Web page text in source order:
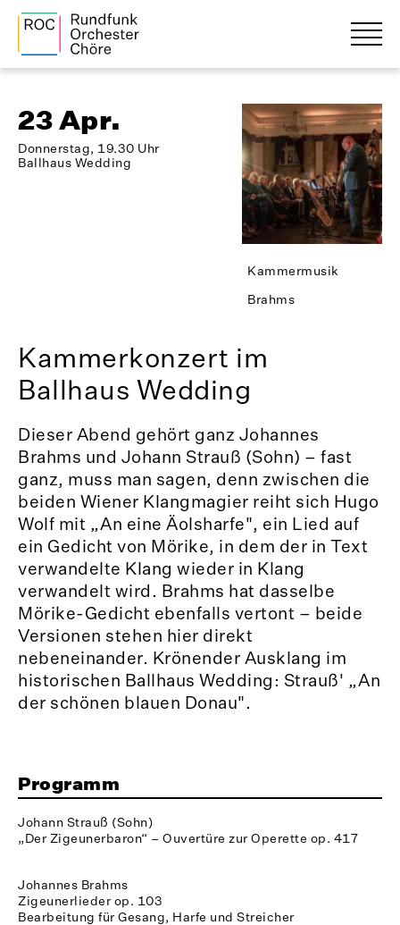
23 Apr.
Donnerstag, 19.30 Uhr
Ballhaus Wedding
Kammermusik
Brahms
Kammerkonzert im
Ballhaus Wedding
Dieser Abend gehört ganz Johannes
Brahms und Johann Strauß (Sohn) – fast
ganz, muss man sagen, denn zwischen die
beiden Wiener Klangmagier reiht sich Hugo
Wolf mit „An eine Äolsharfe", ein Lied auf
ein Gedicht von Mörike, in dem der in Text
verwandelte Klang wieder in Klang
verwandelt wird. Brahms hat dasselbe
Mörike-Gedicht ebenfalls vertont – beide
Versionen stehen hier direkt
nebeneinander. Krönender Ausklang im
historischen Ballhaus Wedding: Strauß' „An
der schönen blauen Donau".
Programm
Johann Strauß (Sohn)
„Der Zigeunerbaron“ – Ouvertüre zur Operette op. 417
Johannes Brahms
Zigeunerlieder op. 103
Bearbeitung für Gesang, Harfe und Streicher